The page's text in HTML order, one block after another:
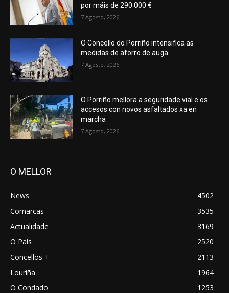
por máis de 290.000 €
7 Agosto, 2026
O Concello do Porriño intensifica as
medidas de aforro de auga
7 Agosto, 2026
O Porriño mellora a seguridade vial e os
accesos con novos asfaltados xa en
marcha
7 Agosto, 2026
O MELLOR
News
4502
Comarcas
3535
Actualidade
3169
O País
2520
Concellos +
2113
Louriña
1964
O Condado
1253